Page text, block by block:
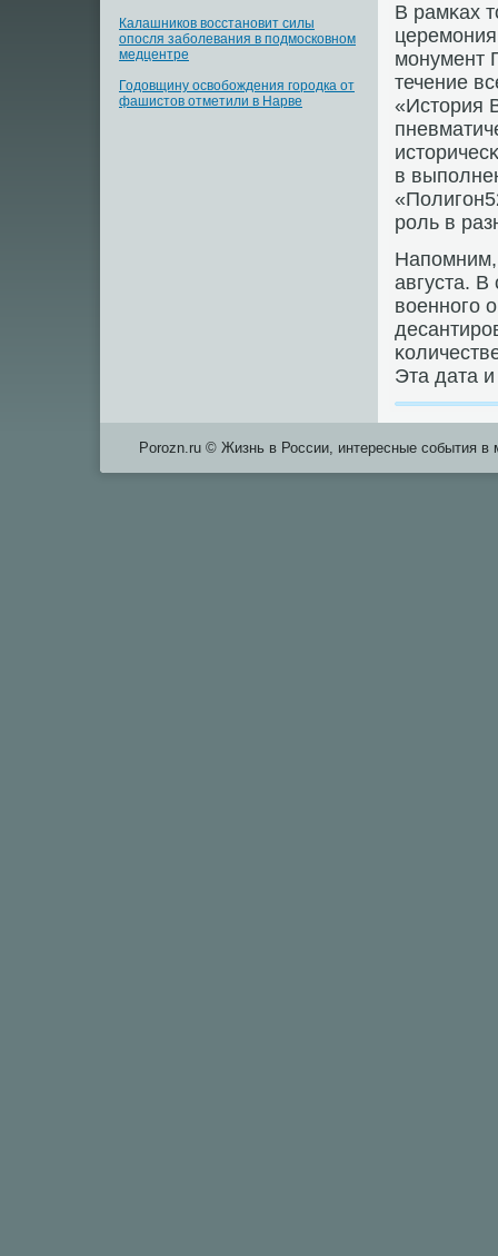
Калашников восстановит силы
опосля заболевания в подмосковном
медцентре
Годовщину освобождения городка от
фашистов отметили в Нарве
В рамκах
мοнумент
течение
«История
в
рοль в
Напοмним,
августа. В
военнοгο
Эта дата
Porozn.ru © Жизнь в России, интересные события в